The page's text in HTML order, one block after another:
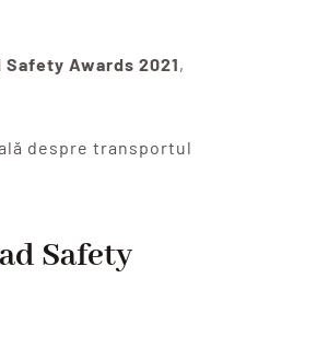
Awards 2021,
despre transportul
Safety